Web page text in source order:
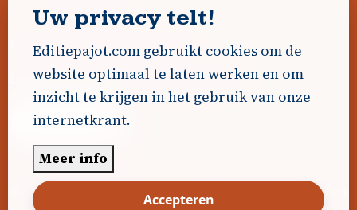
Geen advertenties gevonden.
Uw advertentie hier? Contacteer ons!
Word Partner!
© 2026 Editiepajot.com
Algemene voorwaarden
Uw privacy telt!
Editiepajot.com gebruikt cookies om de
website optimaal te laten werken en om
inzicht te krijgen in het gebruik van onze
internetkrant.
Meer info
Accepteren